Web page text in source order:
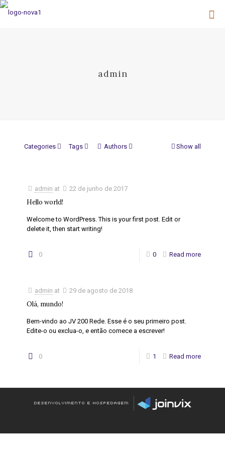
admin
Categories Tags Authors Show all
admin at 22 de junho de 2017
Hello world!
Welcome to WordPress. This is your first post. Edit or
delete it, then start writing!
0 0 Read more
admin at 29 de agosto de 2018
Olá, mundo!
Bem-vindo ao JV 200 Rede. Esse é o seu primeiro post.
Edite-o ou exclua-o, e então comece a escrever!
0 1 Read more